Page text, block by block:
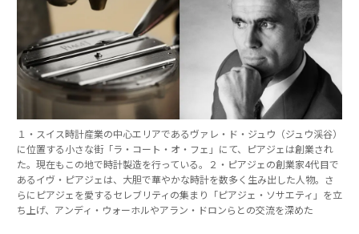
１・スイス時計産業の中心エリアであるヴァレ・ド・ジュウ（ジュウ渓谷）
に位置する小さな街「ラ・コート・オ・フェ」にて、ピアジェは創業され
た。現在もこの地で時計製造を行っている。２・ピアジェの創業家4代目で
あるイヴ・ピアジェは、大胆で華やかな時計を数多く生み出した人物。さ
らにピアジェを愛するセレブリティの集まり「ピアジェ・ソサエティ」を立
ち上げ、アンディ・ウォーホルやアラン・ドロンらとの交流を深めた